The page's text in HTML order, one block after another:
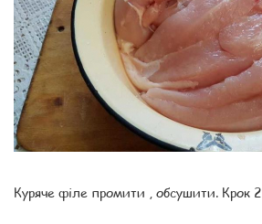
Куряче філе промити , обсушити. Крок 2